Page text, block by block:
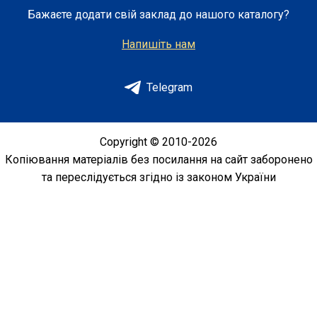
послугами спа-салону, масажем або
Бажаєте додати свій заклад до нашого каталогу?
Напишіть нам
Telegram
Copyright © 2010-2026
Копіювання матеріалів без посилання на сайт заборонено
та переслідується згідно із законом України